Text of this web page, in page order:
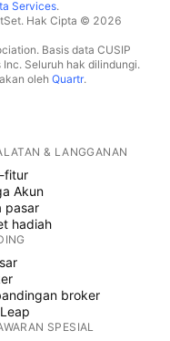
Services.
Hak Cipta © 2026
Basis data CUSIP
Seluruh hak dilindungi.
oleh Quartr.
& LANGGANAN
fitur
Akun
pasar
hadiah
broker
SPESIAL